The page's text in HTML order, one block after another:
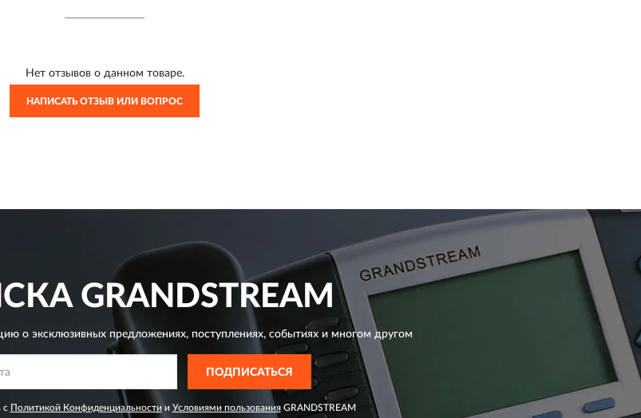
Нет отзывов о данном товаре.
НАПИСАТЬ ОТЗЫВ ИЛИ ВОПРОС
GRANDSTREAM
о эксклюзивных предложениях,поступлениях, событиях и многом другом
ПОДПИСАТЬСЯ
с Политикой Конфиденциальности и Условиями пользованияGRANDSTREAM